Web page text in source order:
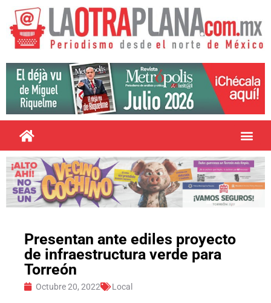
Presentan ante ediles proyecto
de infraestructura verde para
Torreón
Octubre 20, 2022 Local